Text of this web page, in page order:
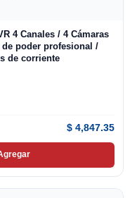
4 Canales / 4 Cámaras
de poder profesional /
de corriente
$ 4,847.35